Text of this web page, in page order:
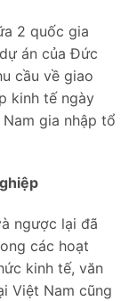
2 quốc gia
án của Đức
cầu về giao
kinh tế ngày
gia nhập tổ
ngược lại đã
các hoạt
kinh tế, văn
Việt Nam cũng